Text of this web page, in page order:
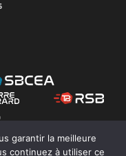
garantir la meilleure
continuez à utiliser ce